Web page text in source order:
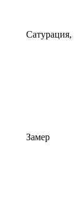
Сатурация,
Замер